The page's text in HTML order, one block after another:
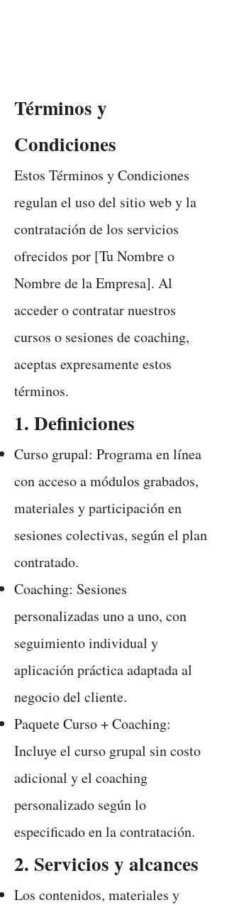
Términos y
Condiciones
Estos Términos y Condiciones
regulan el uso del sitio web y la
contratación de los servicios
ofrecidos por [Tu Nombre o
Nombre de la Empresa]. Al
acceder o contratar nuestros
cursos o sesiones de coaching,
aceptas expresamente estos
términos.
1. Definiciones
Curso grupal: Programa en línea
con acceso a módulos grabados,
materiales y participación en
sesiones colectivas, según el plan
contratado.
Coaching: Sesiones
personalizadas uno a uno, con
seguimiento individual y
aplicación práctica adaptada al
negocio del cliente.
Paquete Curso + Coaching:
Incluye el curso grupal sin costo
adicional y el coaching
personalizado según lo
especificado en la contratación.
2. Servicios y alcances
Los contenidos, materiales y